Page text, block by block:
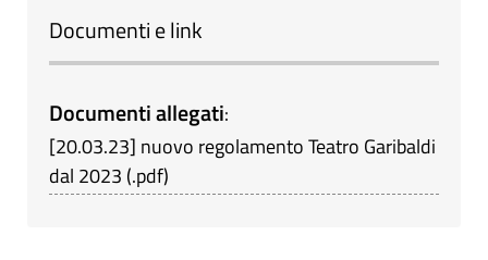
Documenti e link
Documenti allegati:
[20.03.23] nuovo regolamento Teatro Garibaldi
dal 2023 (.pdf)